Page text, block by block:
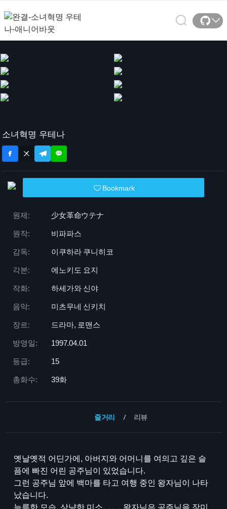
소녀혁명 우테나
Bookmark
원제: 少女革命ウテナ
원작: 비파파스
감독: 이쿠하라 쿠니히코
각본: 에노키도 요지
작화: 하세가와 신야
음악: 미츠무네 신키치
장르: 드라마, 로맨스
방영일: 1997.04.01
등급: 15
총화수: 39화
줄거리 리뷰
옛날옛적 어딘가에, 아버지와 어머니를 여의고 깊은 슬
픔에 빠진 어린 공주님이 있었습니다.
그런 공주님 앞에 백마를 타고 여행 중인 왕자님이 나타
났습니다.
늠름한 모습, 상냥한 미소……. 왕자님은 공주님을 장미